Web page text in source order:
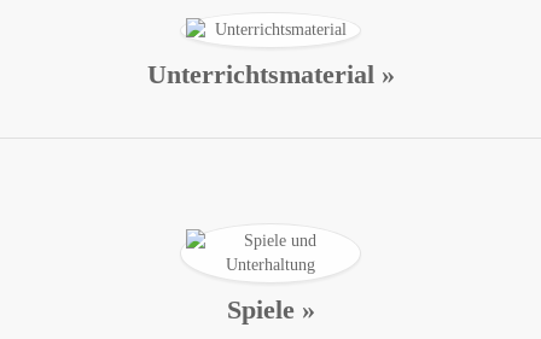
Unterrichtsmaterial »
Spiele »